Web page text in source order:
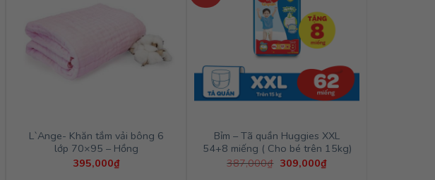
L`Ange- Khăn tắm vải bông 6
lớp 70×95 – Hồng
395,000₫
Bỉm – Tã quần Huggies XXL
54+8 miếng ( Cho bé trên 15kg)
387,000₫ Giá
309,000₫Giá
hiện